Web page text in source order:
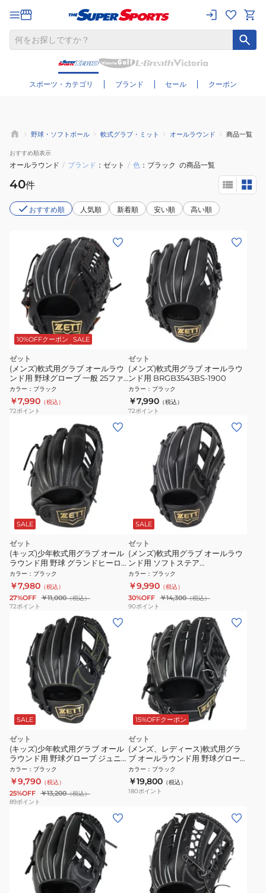
スポーツ・カテゴリ ブランド セール クーポン
さらに絞り込む
野球・ソフトボール 軟式グラブ・ミット オールラウンド 商品一覧
おすすめ順表示
オールラウンド / ブランド ゼット / 色 ブラック の商品一覧
40件
おすすめ順 人気順 新着順 安い順 高い順
10%OFFクーポン SALE
ゼット
(メンズ)軟式用グラブ オールラウ
ンド用 野球グローブ 一般 25ファ
インキャッチ BRGB3700BS-
1900
カラー ： ブラック
￥7,990 （税込）
72ポイント
ゼット
(メンズ)軟式用グラブ オールラウ
ンド用 BRGB3543BS-1900
カラー ： ブラック
￥7,990 （税込）
72ポイント
SALE
ゼット
(キッズ)少年軟式用グラブ オール
ラウンド用 野球 グランドヒーロ
ー BJGB76525-1900
カラー ： ブラック
￥7,980 （税込）
27%OFF ￥11,000（税込）
72ポイント
SALE
ゼット
(メンズ)軟式用グラブ オールラウ
ンド用 ソフトステア
BRGB35440-1900
カラー ： ブラック
￥9,990 （税込）
30%OFF ￥14,300（税込）
90ポイント
SALE
ゼット
(キッズ)少年軟式用グラブ オール
ラウンド用 野球グローブ ジュニ
ア ソフトステア BJGB74530-
1900
カラー ： ブラック
￥9,790 （税込）
25%OFF ￥13,200（税込）
89ポイント
15%OFFクーポン
ゼット
(メンズ、レディース)軟式用グラ
ブ オールラウンド用 野球グロー
ブ 一般 ネオステイタス
BRG362620-1900
カラー ： ブラック
￥19,800 （税込）
180ポイント